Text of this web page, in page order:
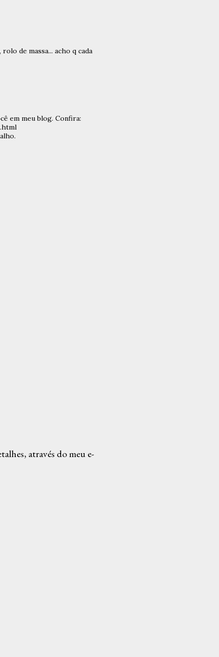
de massa... acho q cada
em meu blog. Confira:
através do meu e-